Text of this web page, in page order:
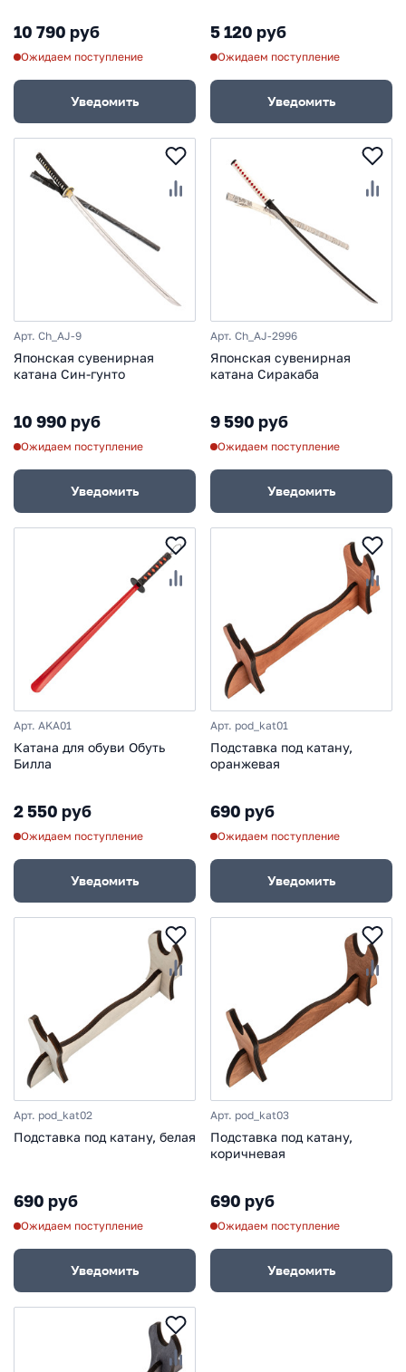
10 790 руб
Ожидаем поступление
Уведомить
5 120 руб
Ожидаем поступление
Уведомить
Арт. Ch_AJ-9
Японская сувенирная
катана Син-гунто
10 990 руб
Ожидаем поступление
Уведомить
Арт. Ch_AJ-2996
Японская сувенирная
катана Сиракаба
9 590 руб
Ожидаем поступление
Уведомить
Арт. AKA01
Катана для обуви Обуть
Билла
2 550 руб
Ожидаем поступление
Уведомить
Арт. pod_kat01
Подставка под катану,
оранжевая
690 руб
Ожидаем поступление
Уведомить
Арт. pod_kat02
Подставка под катану, белая
690 руб
Ожидаем поступление
Уведомить
Арт. pod_kat03
Подставка под катану,
коричневая
690 руб
Ожидаем поступление
Уведомить